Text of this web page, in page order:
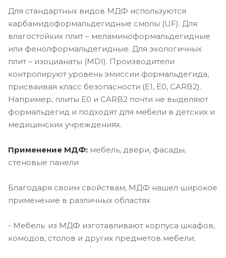
Для стандартных видов МДФ используются
карбамидоформальдегидные смолы (UF). Для
влагостойких плит – меламиноформальдегидные
или фенолформальдегидные. Для экологичных
плит – изоцианаты (MDI). Производители
контролируют уровень эмиссии формальдегида,
присваивая класс безопасности (E1, E0, CARB2).
Например, плиты E0 и CARB2 почти не выделяют
формальдегид и подходят для мебели в детских и
медицинских учреждениях.
Применение МДФ: мебель, двери, фасады,
стеновые панели
Благодаря своим свойствам, МДФ нашел широкое
применение в различных областях
- Мебель: из МДФ изготавливают корпуса шкафов,
комодов, столов и других предметов мебели;